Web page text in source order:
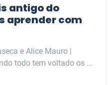
antigo do
aprender com
e Alice Mauro |
todo tem voltado os ...